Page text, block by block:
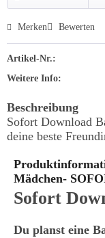
Merken Bewerten
Artikel-Nr.:
Weitere Info:
Beschreibung
Sofort Download
deine beste
Mädchen-
Sofort
Du planst eine